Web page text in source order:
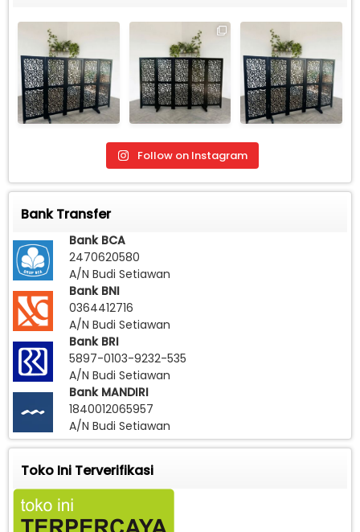
Follow on Instagram
Bank Transfer
Bank BCA
2470620580
A/N Budi Setiawan
Bank BNI
0364412716
A/N Budi Setiawan
Bank BRI
5897-0103-9232-535
A/N Budi Setiawan
Bank MANDIRI
1840012065957
A/N Budi Setiawan
Toko Ini Terverifikasi